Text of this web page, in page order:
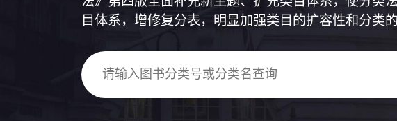
目体系，增修复分表，明显加强类目的扩容性和分类的